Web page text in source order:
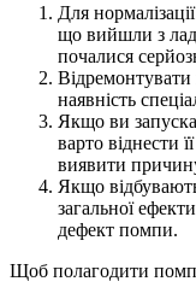
Для
що вийшли з
почалися
наявність
Якщо ви
варто віднести
виявити
Якщо
загальної
дефект помпи.
Щоб полагодити